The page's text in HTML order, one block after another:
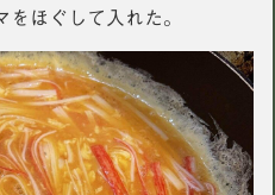
ほぐして入れた。